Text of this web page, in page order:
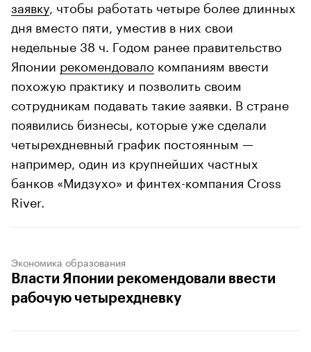
заявку , чтобы работать четыре более длинных
дня вместо пяти, уместив в них свои
недельные 38 ч. Годом ранее правительство
Японии рекомендовало компаниям ввести
похожую практику и позволить своим
сотрудникам подавать такие заявки. В стране
появились бизнесы, которые уже сделали
четырехдневный график постоянным —
например, один из крупнейших частных
банков «Мидзухо» и финтех-компания Cross
River.
Экономика образования
Власти Японии рекомендовали ввести
рабочую четырехдневку